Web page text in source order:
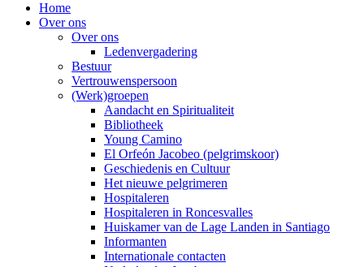
Home
Over ons
Over ons
Ledenvergadering
Bestuur
Vertrouwenspersoon
(Werk)groepen
Aandacht en Spiritualiteit
Bibliotheek
Young Camino
El Orfeón Jacobeo (pelgrimskoor)
Geschiedenis en Cultuur
Het nieuwe pelgrimeren
Hospitaleren
Hospitaleren in Roncesvalles
Huiskamer van de Lage Landen in Santiago
Informanten
Internationale contacten